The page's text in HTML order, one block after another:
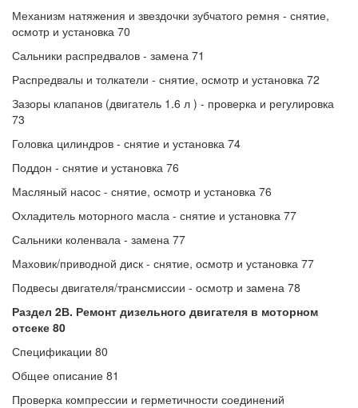
Механизм натяжения и звездочки зубчатого ремня - снятие,
осмотр и установка 70
Сальники распредвалов - замена 71
Распредвалы и толкатели - снятие, осмотр и установка 72
Зазоры клапанов (двигатель 1.6 л ) - проверка и регулировка
73
Головка цилиндров - снятие и установка 74
Поддон - снятие и установка 76
Масляный насос - снятие, осмотр и установка 76
Охладитель моторного масла - снятие и установка 77
Сальники коленвала - замена 77
Маховик/приводной диск - снятие, осмотр и установка 77
Подвесы двигателя/трансмиссии - осмотр и замена 78
Раздел 2В. Ремонт дизельного двигателя в моторном
отсеке 80
Спецификации 80
Общее описание 81
Проверка компрессии и герметичности соединений